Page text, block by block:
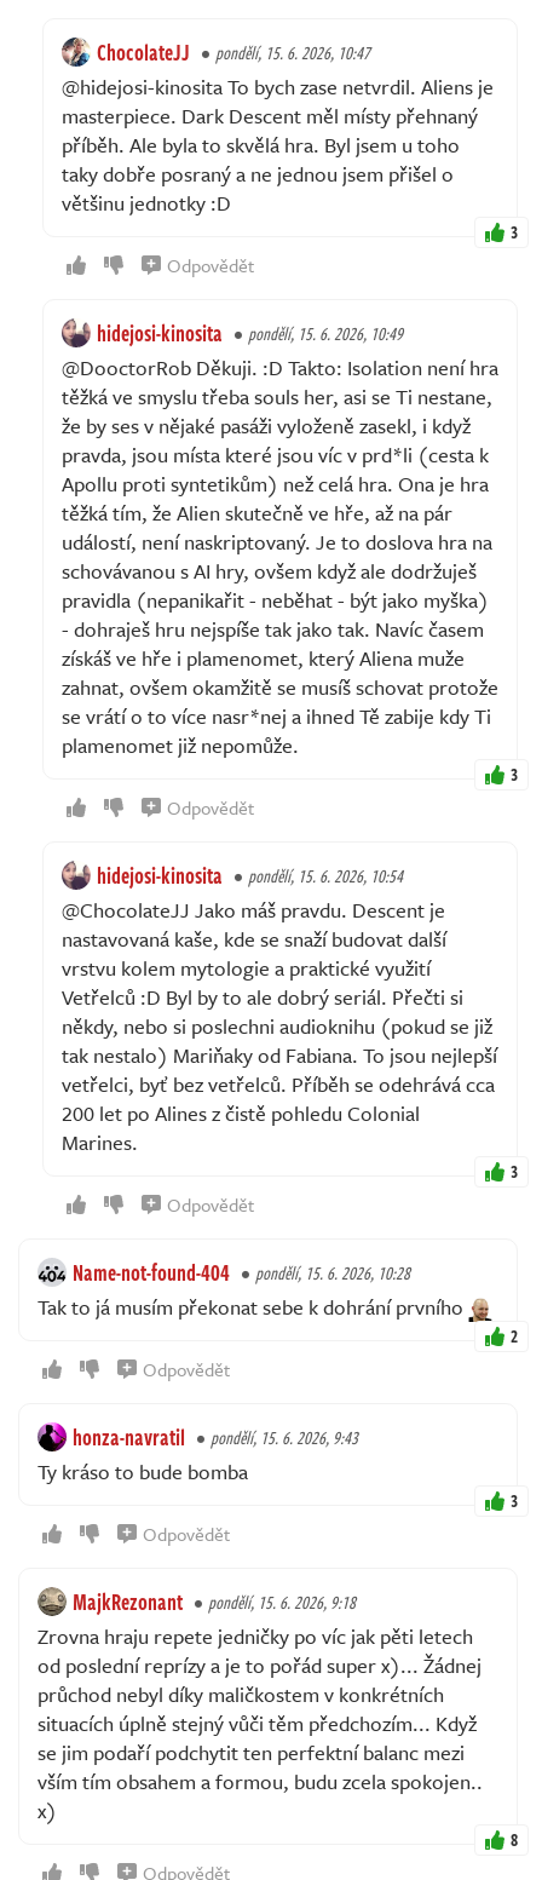
ChocolateJJ pondělí, 15. 6. 2026, 10:47
@hidejosi-kinosita To bych zase netvrdil. Aliens je
masterpiece. Dark Descent měl místy přehnaný
příběh. Ale byla to skvělá hra. Byl jsem u toho
taky dobře posraný a ne jednou jsem přišel o
většinu jednotky :D
3
Odpovědět
hidejosi-kinosita pondělí, 15. 6. 2026, 10:49
@DooctorRob Děkuji. :D Takto: Isolation není hra
těžká ve smyslu třeba souls her, asi se Ti nestane,
že by ses v nějaké pasáži vyloženě zasekl, i když
pravda, jsou místa které jsou víc v prd*li (cesta k
Apollu proti syntetikům) než celá hra. Ona je hra
těžká tím, že Alien skutečně ve hře, až na pár
událostí, není naskriptovaný. Je to doslova hra na
schovávanou s AI hry, ovšem když ale dodržuješ
pravidla (nepanikařit - neběhat - být jako myška)
- dohraješ hru nejspíše tak jako tak. Navíc časem
získáš ve hře i plamenomet, který Aliena muže
zahnat, ovšem okamžitě se musíš schovat protože
se vrátí o to více nasr*nej a ihned Tě zabije kdy Ti
plamenomet již nepomůže.
3
Odpovědět
hidejosi-kinosita pondělí, 15. 6. 2026, 10:54
@ChocolateJJ Jako máš pravdu. Descent je
nastavovaná kaše, kde se snaží budovat další
vrstvu kolem mytologie a praktické využití
Vetřelců :D Byl by to ale dobrý seriál. Přečti si
někdy, nebo si poslechni audioknihu (pokud se již
tak nestalo) Mariňaky od Fabiana. To jsou nejlepší
vetřelci, byť bez vetřelců. Příběh se odehrává cca
200 let po Alines z čistě pohledu Colonial
Marines.
3
Odpovědět
Name-not-found-404 pondělí, 15. 6. 2026, 10:28
Tak to já musím překonat sebe k dohrání prvního
2
Odpovědět
honza-navratil pondělí, 15. 6. 2026, 9:43
Ty kráso to bude bomba
3
Odpovědět
MajkRezonant pondělí, 15. 6. 2026, 9:18
Zrovna hraju repete jedničky po víc jak pěti letech
od poslední reprízy a je to pořád super x)... Žádnej
průchod nebyl díky maličkostem v konkrétních
situacích úplně stejný vůči těm předchozím... Když
se jim podaří podchytit ten perfektní balanc mezi
vším tím obsahem a formou, budu zcela spokojen..
x)
8
Odpovědět